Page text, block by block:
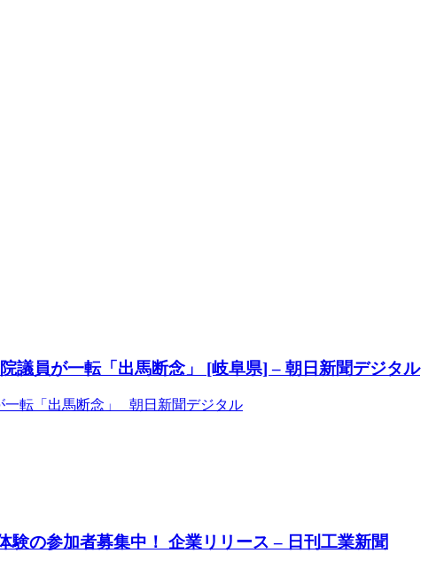
議員が一転「出馬断念」 [岐阜県] – 朝日新聞デジタル
一転「出馬断念」 朝日新聞デジタル
の参加者募集中！ 企業リリース – 日刊工業新聞